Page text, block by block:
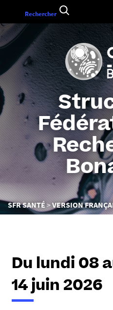
Vous
êtes
SFR SANTÉ VERSION
Rechercher
Du lundi 08
14 juin 2026